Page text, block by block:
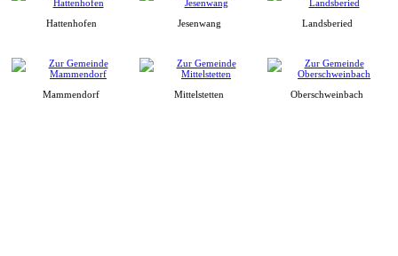
Hattenhofen Jesenwang Landsberied
Mammendorf Mittelstetten Oberschweinbach